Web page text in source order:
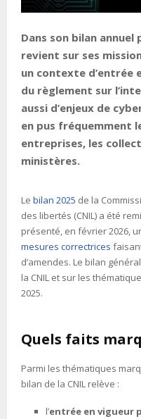
Dans son bilan annuel
revient sur ses
un contexte d’entrée
du règlement sur
aussi d’enjeux de
en pus fréquemment
entreprises, les
ministères.
Le bilan 2025 de la
des libertés (CNIL) a été
présenté, en février 2026,
mesures correctrices
d’amendes. Le bilan
la CNIL et sur les
2025.
Quels faits
Parmi les thématiques
bilan de la CNIL relève :
l’entrée en vigueur